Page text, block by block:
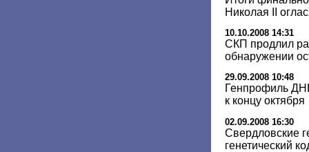
Николая II
10.10.2008 14:31
СКП продлил
обнаружении
29.09.2008 10:48
Генпрофиль
к концу октября
02.09.2008 16:30
Свердловские
генетический